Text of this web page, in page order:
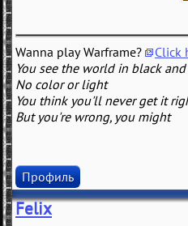
Wanna play Warframe? Click
You see the world in black
No color or light
You think you'll never get it
But you're wrong, you might
Профиль
Felix